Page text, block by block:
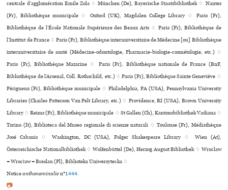
cen­trale d’agglo­mé­ra­tion Emile Zola ♢ München (De), Bayerische Staatsbibliothek ♢ Nantes
(Fr), Bibliothèque muni­ci­pale ♢ Oxford (UK), Magdalen College Library ♢ Paris (Fr),
Bibliothèque de l’École Nationale Supérieure des Beaux Arts ♢ Paris (Fr), Bibliothèque de
l’Institut de France ♢ Paris (Fr), Bibliothèque inte­ru­ni­ver­si­taire de Médecine [ou] Bibliothèque
inte­ru­ni­ver­si­taire de santé (Médecine-odon­to­lo­gie, Pharmacie-bio­lo­gie-cos­mé­to­lo­gie, etc.) ♢
Paris (Fr), Bibliothèque Mazarine ♢ Paris (Fr), Bibliothèque nationale de France (BnF,
Bibliothèque de l’Arsenal, Coll. Rothschild, etc.) ♢ Paris (Fr), Bibliothèque Sainte Geneviève ♢
Périgueux (Fr), Bibliothèque municipale ♢ Philadelphia, PA (USA), Pennsylvania University
Libraries (Charles Patterson Van Pelt Library, etc.) ♢ Providence, RI (USA), Brown University
Library ♢ Reims (Fr), Bibliothèque muni­ci­pale ♢ St Gallen (Ch), Kantonsbibliothek Vadiana ♢
Torino (It), Biblioteca del Museo regionale di scienze naturali ♢ Toulouse (Fr), Médiathèque
José Cabanis ♢ Washington, DC (USA), Folger Shakespeare Library ♢ Wien (At),
Österreichische Nationalbibliothek ♢ Wolfenbüttel (De), Herzog August Bibliothek ♢ Wroclaw
= Wrocław = Breslau (Pl), Biblioteka Uniwersytecka ♢
Noticeanthonominalien°1444.
📷